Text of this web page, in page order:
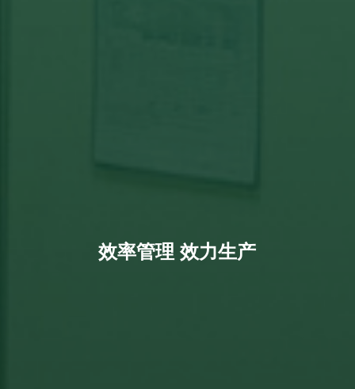
效率管理 效力生产